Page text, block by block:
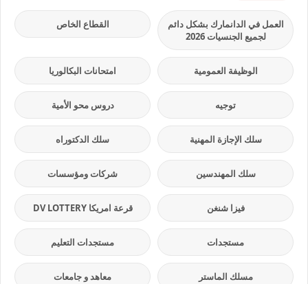
العمل في الدانمارك بشكل دائم
لجميع الجنسيات 2026
القطاع الخاص
الوظيفة العمومية امتحانات البكالوريا
توجيه دروس محو الأمية
سلك الإجازة المهنية سلك الدكتوراه
سلك المهندسين شركات ومؤسسات
فيزا شنغن قرعة امريكا DV LOTTERY
مستجدات مستجدات التعليم
مسلك الماستر معاهد و جامعات